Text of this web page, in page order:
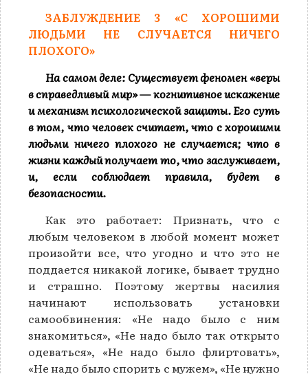
ЗАБЛУЖДЕНИЕ 3 «С ХОРОШИМИ
ЛЮДЬМИ НЕ СЛУЧАЕТСЯ НИЧЕГО
ПЛОХОГО»
На самом деле: Существует феномен «веры
в справедливый мир» — когнитивное искажение
и механизм психологической защиты. Его суть
в том, что человек считает, что с хорошими
людьми ничего плохого не случается; что в
жизни каждый получает то, что заслуживает,
и, если соблюдает правила, будет в
безопасности.
Как это работает: Признать, что с
любым человеком в любой момент может
произойти все, что угодно и что это не
поддается никакой логике, бывает трудно
и страшно. Поэтому жертвы насилия
начинают использовать установки
самообвинения: «Не надо было с ним
знакомиться», «Не надо было так открыто
одеваться», «Не надо было флиртовать»,
«Не надо было спорить с мужем», «Не нужно